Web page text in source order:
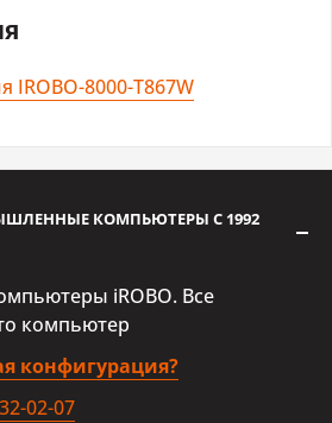
процессора
Intel Atom x5-Z8350
1.92 ГГц
4 ГБ
IROBO-8000-T867W
КОМПЬЮТЕРЫ С 1992
iROBO. Все
компьютер
конфигурация?
02-07